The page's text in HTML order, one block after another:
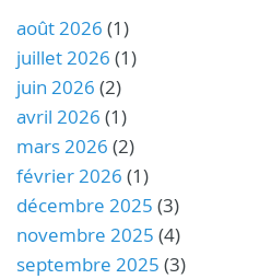
août 2026 (1)
juillet 2026 (1)
juin 2026 (2)
avril 2026 (1)
mars 2026 (2)
février 2026 (1)
décembre 2025 (3)
novembre 2025 (4)
septembre 2025 (3)